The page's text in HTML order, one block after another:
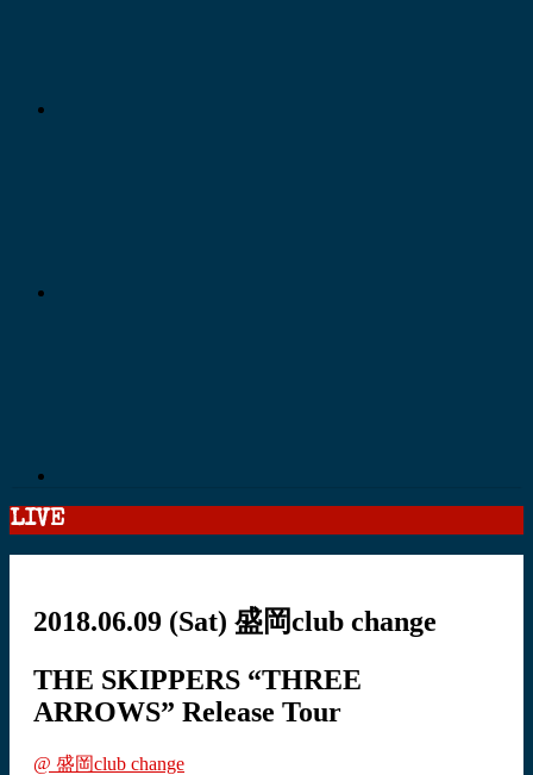
LIVE
2018.06.09 (Sat) 盛岡club change
THE SKIPPERS “THREE
ARROWS” Release Tour
@ 盛岡club change